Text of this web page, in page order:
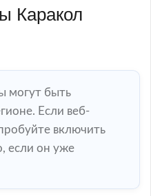
Каракол
могут быть
Если веб-
включить
если он уже